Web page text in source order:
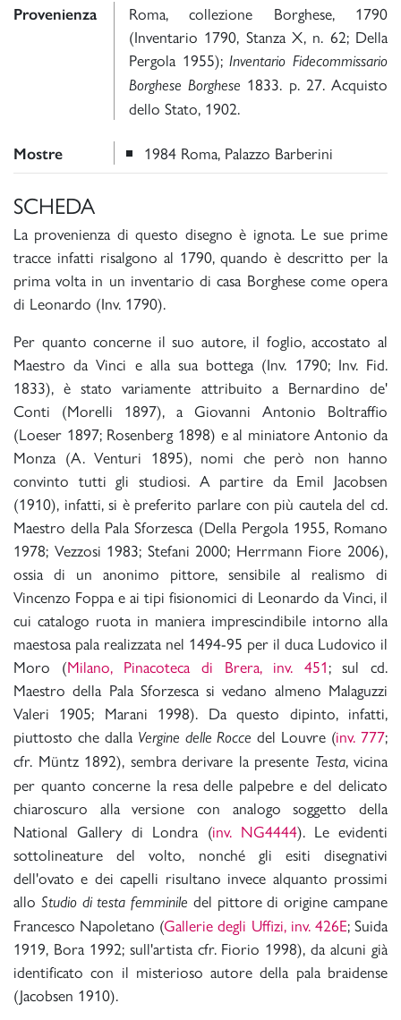
Provenienza
Roma, collezione Borghese, 1790
(Inventario 1790, Stanza X, n. 62; Della
Pergola 1955);Inventario Fidecommissario
Borghese Borghese 1833. p. 27. Acquisto
dello Stato, 1902.
Mostre 1984 Roma, Palazzo Barberini
SCHEDA
La provenienza di questo disegno è ignota. Le sue prime
tracce infatti risalgono al 1790, quando è descritto per la
prima volta in un inventario di casa Borghese come opera
di Leonardo (Inv. 1790).
Per quanto concerne il suo autore, il foglio, accostato al
Maestro da Vinci e alla sua bottega (Inv. 1790; Inv. Fid.
1833), è stato variamente attribuito a Bernardino de'
Conti (Morelli 1897), a Giovanni Antonio Boltraffio
(Loeser 1897; Rosenberg 1898) e al miniatore Antonio da
Monza (A. Venturi 1895), nomi che però non hanno
convinto tutti gli studiosi. A partire da Emil Jacobsen
(1910), infatti, si è preferito parlare con più cautela del cd.
Maestro della Pala Sforzesca (Della Pergola 1955, Romano
1978; Vezzosi 1983; Stefani 2000; Herrmann Fiore 2006),
ossia di un anonimo pittore, sensibile al realismo di
Vincenzo Foppa e ai tipi fisionomici di Leonardo da Vinci, il
cui catalogo ruota in maniera imprescindibile intorno alla
maestosa pala realizzata nel 1494-95 per il duca Ludovico il
Moro (Milano, Pinacoteca di Brera, inv. 451; sul cd.
Maestro della Pala Sforzesca si vedano almeno Malaguzzi
Valeri 1905; Marani 1998). Da questo dipinto, infatti,
piuttosto che dalla Vergine delle Rocce del Louvre (inv. 777;
cfr. Müntz 1892), sembra derivare la presente Testa, vicina
per quanto concerne la resa delle palpebre e del delicato
chiaroscuro alla versione con analogo soggetto della
National Gallery di Londra (inv. NG4444). Le evidenti
sottolineature del volto, nonché gli esiti disegnativi
dell'ovato e dei capelli risultano invece alquanto prossimi
allo Studio di testa femminile del pittore di origine campane
Francesco Napoletano (Gallerie degli Uffizi, inv. 426E; Suida
1919, Bora 1992; sull'artista cfr. Fiorio 1998), da alcuni già
identificato con il misterioso autore della pala braidense
(Jacobsen 1910).